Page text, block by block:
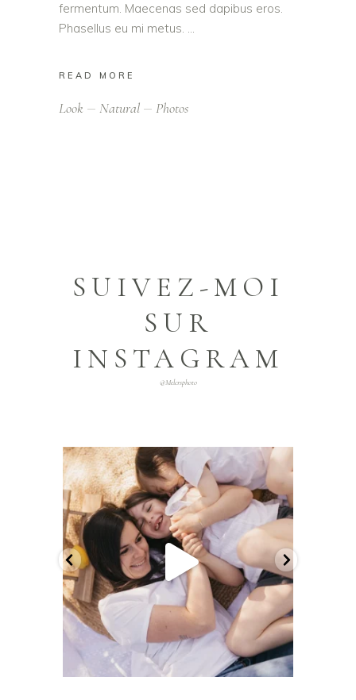
fermentum. Maecenas sed dapibus eros.
Phasellus eu mi metus.
READ MORE
Look Natural Photos
SUIVEZ-MOI
SUR
INSTAGRAM
@melcrsphoto
melcrsphoto
Mai 21